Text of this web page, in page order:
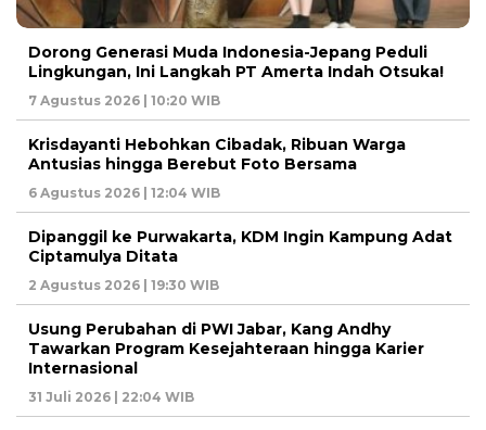
Dorong Generasi Muda Indonesia-Jepang Peduli
Lingkungan, Ini Langkah PT Amerta Indah Otsuka!
7 Agustus 2026 | 10:20 WIB
Krisdayanti Hebohkan Cibadak, Ribuan Warga
Antusias hingga Berebut Foto Bersama
6 Agustus 2026 | 12:04 WIB
Dipanggil ke Purwakarta, KDM Ingin Kampung Adat
Ciptamulya Ditata
2 Agustus 2026 | 19:30 WIB
Usung Perubahan di PWI Jabar, Kang Andhy
Tawarkan Program Kesejahteraan hingga Karier
Internasional
31 Juli 2026 | 22:04 WIB